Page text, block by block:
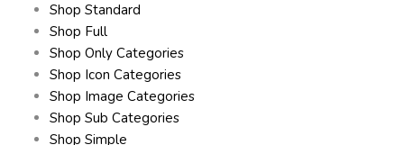
Shop Standard
Shop Full
Shop Only Categories
Shop Icon Categories
Shop Image Categories
Shop Sub Categories
Shop Simple